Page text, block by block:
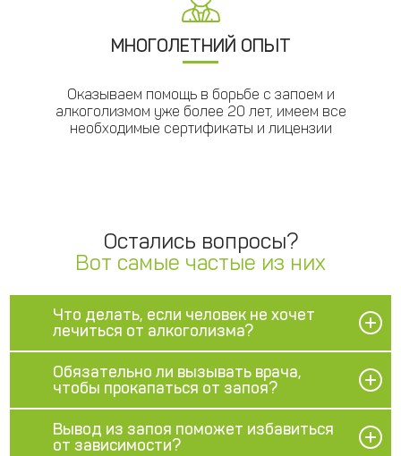
МНОГОЛЕТНИЙ ОПЫТ
Оказываем помощь в борьбе с запоем и
алкоголизмом уже более 20 лет, имеем все
необходимые сертификаты и лицензии
Остались вопросы?
Вот самые частые из них
Что делать, если человек не хочет
лечиться от алкоголизма?
Обязательно ли вызывать врача,
чтобы прокапаться от запоя?
Вывод из запоя поможет избавиться
от зависимости?